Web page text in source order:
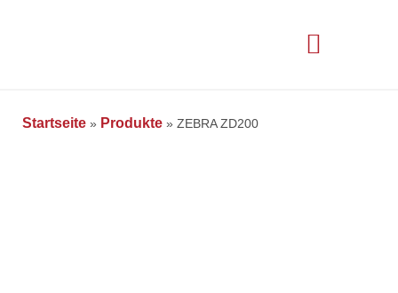
Startseite » Produkte » ZEBRA ZD200